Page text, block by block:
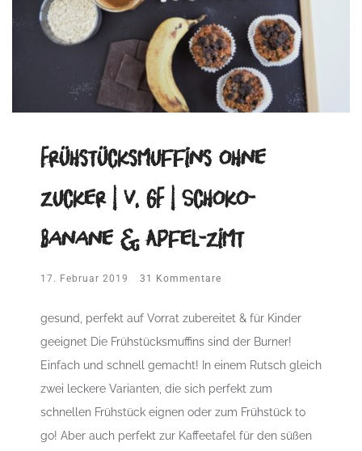
Frühstücksmuffins ohne
Zucker | V, GF | Schoko-
Banane & Apfel-Zimt
17. Februar 2019 31 Kommentare
gesund, perfekt auf Vorrat zubereitet & für Kinder
geeignet Die Frühstücksmuffins sind der Burner!
Einfach und schnell gemacht! In einem Rutsch gleich
zwei leckere Varianten, die sich perfekt zum
schnellen Frühstück eignen oder zum Frühstück to
go! Aber auch perfekt zur Kaffeetafel für den süßen